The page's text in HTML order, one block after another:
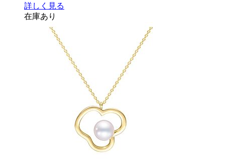
詳しく見る
在庫あり